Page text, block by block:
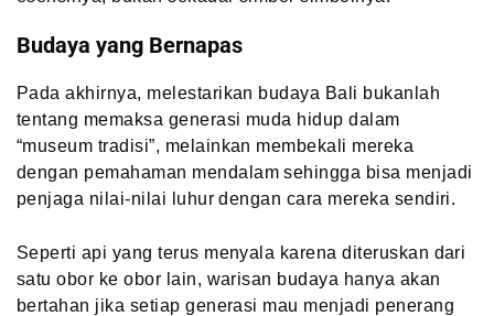
Budaya yang Bernapas
Pada akhirnya, melestarikan budaya Bali bukanlah
tentang memaksa generasi muda hidup dalam
“museum tradisi”, melainkan membekali mereka
dengan pemahaman mendalam sehingga bisa menjadi
penjaga nilai-nilai luhur dengan cara mereka sendiri.
Seperti api yang terus menyala karena diteruskan dari
satu obor ke obor lain, warisan budaya hanya akan
bertahan jika setiap generasi mau menjadi penerang